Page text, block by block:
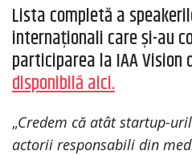
Lista completă a
internaționali care și-au
participarea la IAA Vision
disponibilă aici.
„Credem că atât startup-
actorii responsabili din